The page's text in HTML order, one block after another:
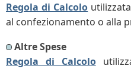
Regola di Calcolo
al confezionamento o alla
Altre Spese
Regola di Calcolo